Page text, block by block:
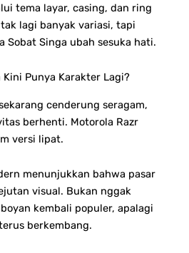
tema layar, casing, dan ring
lagi banyak variasi, tapi
Sobat Singa ubah sesuka hati.
Kini Punya Karakter Lagi?
cenderung seragam,
berhenti. Motorola Razr
versi lipat.
menunjukkan bahwa pasar
visual. Bukan nggak
kembali populer, apalagi
berkembang.